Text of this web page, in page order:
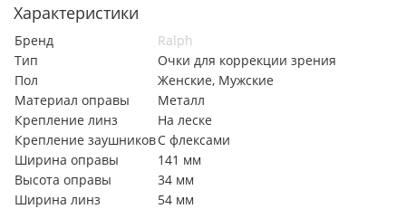
Характеристики
Бренд
Ralph
Тип
Очки для коррекции зрения
Пол
Женские, Мужские
Материал оправы
Металл
Крепление линз
На леске
Крепление заушниковС флексами
Ширина оправы
141 мм
Высота оправы
34 мм
Ширина линз
54 мм